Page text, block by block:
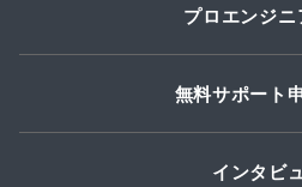
プロエンジニ
無料サポート
インタビ